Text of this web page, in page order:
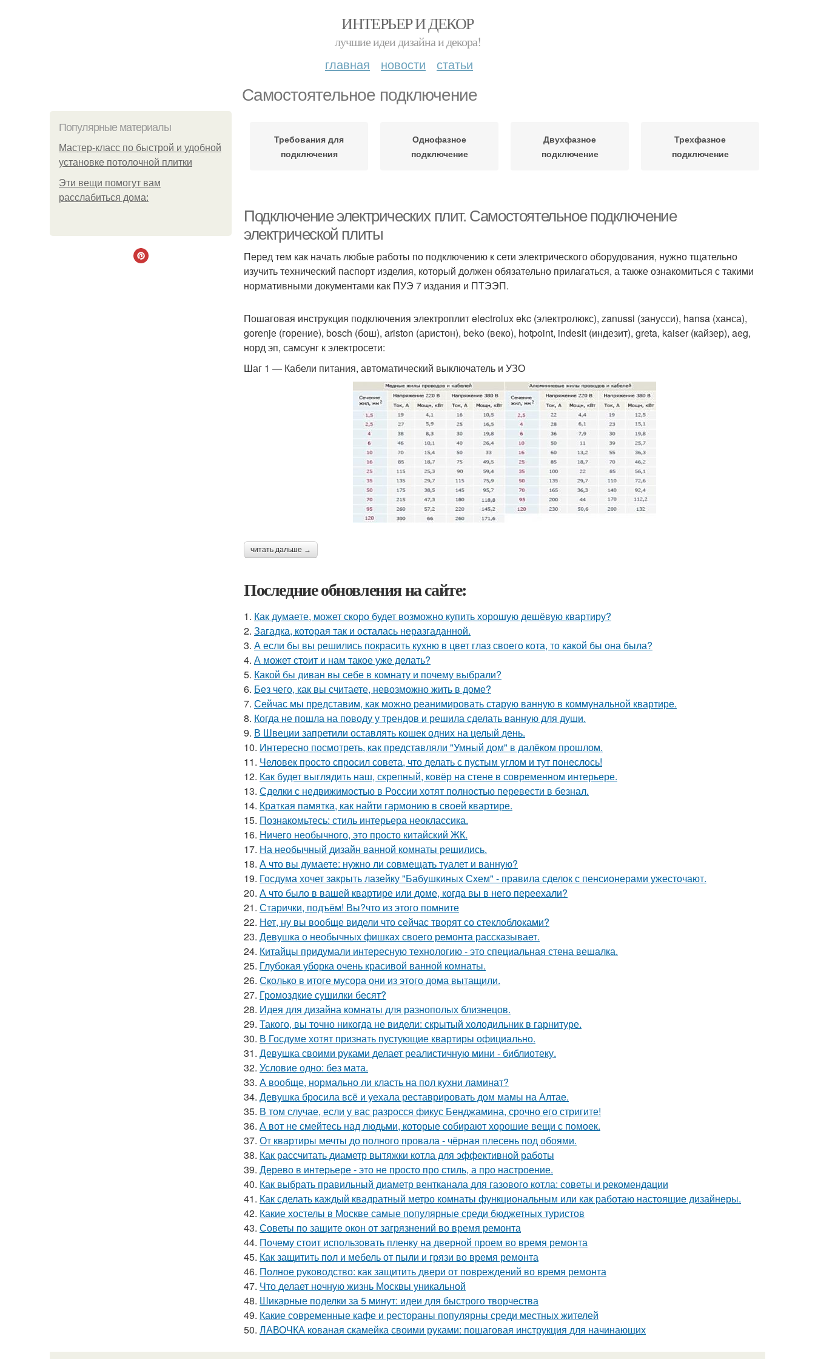
ИНТЕРЬЕР И ДЕКОР
лучшие идеи дизайна и декора!
главная новости статьи
Самостоятельное подключение
Популярные материалы
Мастер-класс по быстрой и удобной
установке потолочной плитки
Эти вещи помогут вам
расслабиться дома:
Требования для
подключения
Однофазное
подключение
Двухфазное
подключение
Трехфазное
подключение
Подключение электрических плит. Самостоятельное подключение
электрической плиты
Перед тем как начать любые работы по подключению к сети электрического оборудования, нужно тщательно
изучить технический паспорт изделия, который должен обязательно прилагаться, а также ознакомиться с такими
нормативными документами как ПУЭ 7 издания и ПТЭЭП.
Пошаговая инструкция подключения электроплит electrolux ekc (электролюкс), zanussi (занусси), hansa (ханса),
gorenje (горение), bosch (бош), ariston (аристон), beko (веко), hotpoint, indesit (индезит), greta, kaiser (кайзер), aeg,
норд эп, самсунг к электросети:
Шаг 1 — Кабели питания, автоматический выключатель и УЗО
читать дальше →
Последние обновления на сайте:
1. Как думаете, может скоро будет возможно купить хорошую дешёвую квартиру?
2. Загадка, которая так и осталась неразгаданной.
3. А если бы вы решились покрасить кухню в цвет глаз своего кота, то какой бы она была?
4. А может стоит и нам такое уже делать?
5. Какой бы диван вы себе в комнату и почему выбрали?
6. Без чего, как вы считаете, невозможно жить в доме?
7. Сейчас мы представим, как можно реанимировать старую ванную в коммунальной квартире.
8. Когда не пошла на поводу у трендов и решила сделать ванную для души.
9. В Швеции запретили оставлять кошек одних на целый день.
10. Интересно посмотреть, как представляли "Умный дом" в далёком прошлом.
11. Человек просто спросил совета, что делать с пустым углом и тут понеслось!
12. Как будет выглядить наш, скрепный, ковёр на стене в современном интерьере.
13. Сделки с недвижимостью в России хотят полностью перевести в безнал.
14. Краткая памятка, как найти гармонию в своей квартире.
15. Познакомьтесь: стиль интерьера неоклассика.
16. Ничего необычного, это просто китайский ЖК.
17. На необычный дизайн ванной комнаты решились.
18. А что вы думаете: нужно ли совмещать туалет и ванную?
19. Госдума хочет закрыть лазейку "Бабушкиных Схем" - правила сделок с пенсионерами ужесточают.
20. А что было в вашей квартире или доме, когда вы в него переехали?
21. Старички, подъём! Вы?что из этого помните
22. Нет, ну вы вообще видели что сейчас творят со стеклоблоками?
23. Девушка о необычных фишках своего ремонта рассказывает.
24. Китайцы придумали интересную технологию - это специальная стена вешалка.
25. Глубокая уборка очень красивой ванной комнаты.
26. Сколько в итоге мусора они из этого дома вытащили.
27. Громоздкие сушилки бесят?
28. Идея для дизайна комнаты для разнополых близнецов.
29. Такого, вы точно никогда не видели: скрытый холодильник в гарнитуре.
30. В Госдуме хотят признать пустующие квартиры официально.
31. Девушка своими руками делает реалистичную мини - библиотеку.
32. Условие одно: без мата.
33. А вообще, нормально ли класть на пол кухни ламинат?
34. Девушка бросила всё и уехала реставрировать дом мамы на Алтае.
35. В том случае, если у вас разросся фикус Бенджамина, срочно его стригите!
36. А вот не смейтесь над людьми, которые собирают хорошие вещи с помоек.
37. От квартиры мечты до полного провала - чёрная плесень под обоями.
38. Как рассчитать диаметр вытяжки котла для эффективной работы
39. Дерево в интерьере - это не просто про стиль, а про настроение.
40. Как выбрать правильный диаметр вентканала для газового котла: советы и рекомендации
41. Как сделать каждый квадратный метро комнаты функциональным или как работаю настоящие дизайнеры.
42. Какие хостелы в Москве самые популярные среди бюджетных туристов
43. Советы по защите окон от загрязнений во время ремонта
44. Почему стоит использовать пленку на дверной проем во время ремонта
45. Как защитить пол и мебель от пыли и грязи во время ремонта
46. Полное руководство: как защитить двери от повреждений во время ремонта
47. Что делает ночную жизнь Москвы уникальной
48. Шикарные поделки за 5 минут: идеи для быстрого творчества
49. Какие современные кафе и рестораны популярны среди местных жителей
50. ЛАВОЧКА кованая скамейка своими руками: пошаговая инструкция для начинающих